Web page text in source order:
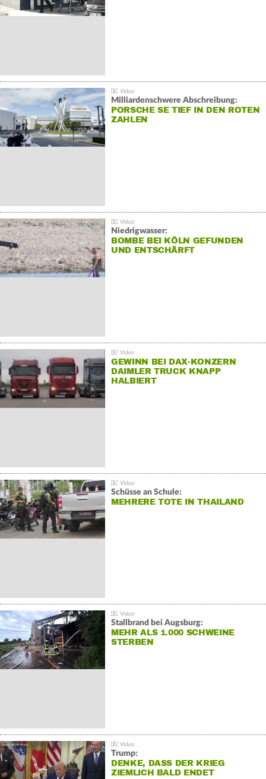
Milliardenschwere Abschreibung:
PORSCHE SE TIEF IN DEN ROTEN
ZAHLEN
Niedrigwasser:
BOMBE BEI KÖLN GEFUNDEN
UND ENTSCHÄRFT
GEWINN BEI DAX-KONZERN
DAIMLER TRUCK KNAPP
HALBIERT
Schüsse an Schule:
MEHRERE TOTE IN THAILAND
Stallbrand bei Augsburg:
MEHR ALS 1.000 SCHWEINE
STERBEN
Trump:
DENKE, DASS DER KRIEG
ZIEMLICH BALD ENDET